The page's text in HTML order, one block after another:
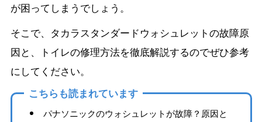
が困ってしまうでしょう。
そこで、タカラスタンダードウォシュレットの故障原
因と、トイレの修理方法を徹底解説するのでぜひ参考
にしてください。
こちらも読まれています
パナソニックのウォシュレットが故障？原因と